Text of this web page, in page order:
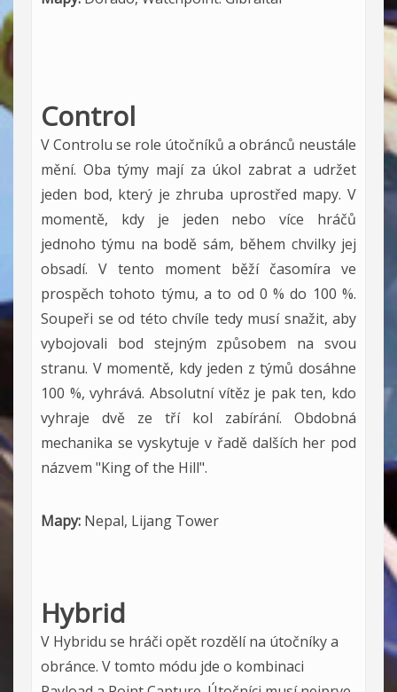
Control
V Controlu se role útočníků a obránců neustále
mění. Oba týmy mají za úkol zabrat a udržet
jeden bod, který je zhruba uprostřed mapy. V
momentě, kdy je jeden nebo více hráčů
jednoho týmu na bodě sám, během chvilky jej
obsadí. V tento moment běží časomíra ve
prospěch tohoto týmu, a to od 0 % do 100 %.
Soupeři se od této chvíle tedy musí snažit, aby
vybojovali bod stejným způsobem na svou
stranu. V momentě, kdy jeden z týmů dosáhne
100 %, vyhrává. Absolutní vítěz je pak ten, kdo
vyhraje dvě ze tří kol zabírání. Obdobná
mechanika se vyskytuje v řadě dalších her pod
názvem "King of the Hill".
Mapy: Nepal, Lijang Tower
Hybrid
V Hybridu se hráči opět rozdělí na útočníky a
obránce. V tomto módu jde o kombinaci